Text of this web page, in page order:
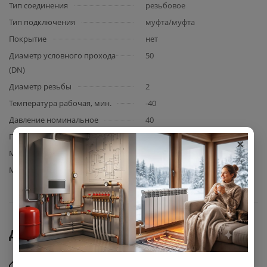
Тип соединения
резьбовое
Тип подключения
муфта/муфта
Покрытие
нет
Диаметр условного прохода
(DN)
50
Диаметр резьбы
2
Температура рабочая, мин.
-40
Давление номинальное
40
Проход
полный
Материал корпуса
Материал шара
сталь
Документы
×